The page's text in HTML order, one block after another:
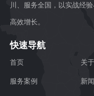
川、服务全国，以实战经
高效增长。
快速导航
首页 关
服务案例 新